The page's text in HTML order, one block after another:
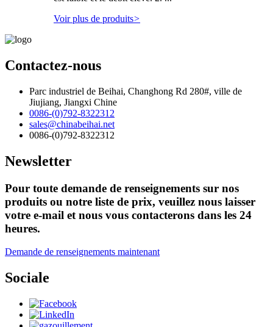
Voir plus de produits>
Contactez-nous
Parc industriel de Beihai, Changhong Rd 280#, ville de
Jiujiang, Jiangxi Chine
0086-(0)792-8322312
sales@chinabeihai.net
0086-(0)792-8322312
Newsletter
Pour toute demande de renseignements sur nos
produits ou notre liste de prix, veuillez nous laisser
votre e-mail et nous vous contacterons dans les 24
heures.
Demande de renseignements maintenant
Sociale